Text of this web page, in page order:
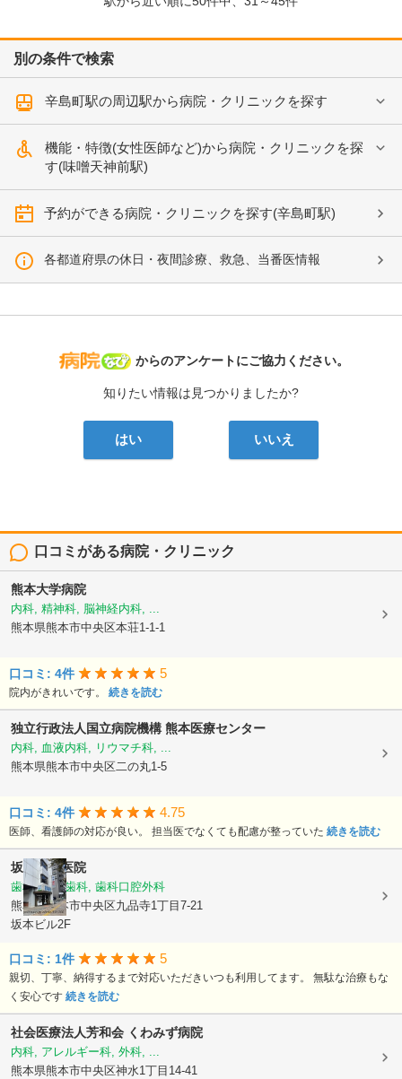
別の条件で検索
辛島町駅の周辺駅から病院・クリニックを探す
機能・特徴(女性医師など)から病院・クリニックを探
す(味噌天神前駅)
予約ができる病院・クリニックを探す(辛島町駅)
各都道府県の休日・夜間診療、救急、当番医情報
病院なび
からのアンケートにご協力ください。
知りたい情報は見つかりましたか?
はい いいえ
口コミがある病院・クリニック
熊本大学病院
内科, 精神科, 脳神経内科, ...
熊本県熊本市中央区本荘1-1-1
口コミ: 4件 5
院内がきれいです。 続きを読む
独立行政法人国立病院機構熊本医療センター
内科, 血液内科, リウマチ科, ...
熊本県熊本市中央区二の丸1-5
口コミ: 4件 4.75
医師、看護師の対応が良い。 担当医でなくても配慮が整っていた 続きを読む
坂本歯科医院
歯科, 小児歯科, 歯科口腔外科
熊本県熊本市中央区九品寺1丁目7-21
坂本ビル2F
口コミ: 1件 5
親切、丁寧、納得するまで対応いただきいつも利用してます。 無駄な治療もな
く安心です 続きを読む
社会医療法人芳和会 くわみず病院
内科, アレルギー科, 外科, ...
熊本県熊本市中央区神水1丁目14-41